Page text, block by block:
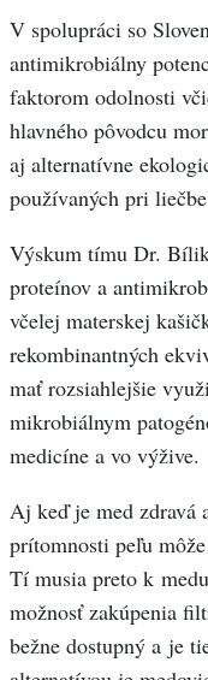
V spolupráci so
antimikrobiálny
faktorom odolnosti
hlavného pôvodcu
aj alternatívne
používaných pri
Výskum tímu Dr.
proteínov a
včelej materskej
rekombinantných
mať rozsiahlejšie
mikrobiálnym
medicíne a vo výžive.
Aj keď je med zdravá
prítomnosti peľu
Tí musia preto k
možnosť zakúpenia
bežne dostupný a je